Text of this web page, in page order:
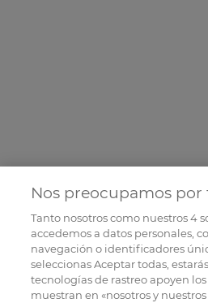
Nos preocupamos
Tanto nosotros como nuestros4
accedemos a datos personales,
navegación o identificadores
seleccionas Aceptar todas,
tecnologías de rastreo apoyen
muestran en «nosotros y